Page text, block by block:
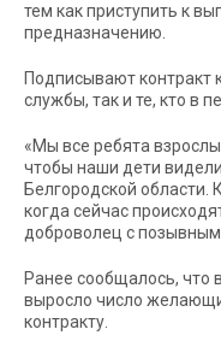
тем как приступить к
предназначению.
Подписывают контракт
службы, так и те, кто в
«Мы все ребята
чтобы наши дети видели
Белгородской
когда сейчас
доброволец с позывным
Ранее сообщалось, что
выросло число
контракту.